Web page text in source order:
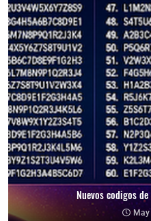
Nuevos codigos
May